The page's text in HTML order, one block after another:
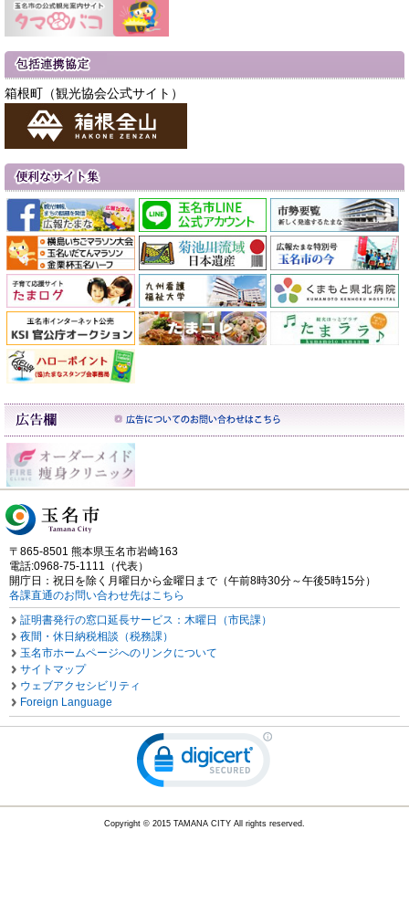
箱根町（観光協会公式サイト）
〒865-8501 熊本県玉名市岩崎163
電話:0968-75-1111（代表）
開庁日：祝日を除く月曜日から金曜日まで（午前8時30分～午後5時15分）
各課直通のお問い合わせ先はこちら
証明書発行の窓口延長サービス：木曜日（市民課）
夜間・休日納税相談（税務課）
玉名市ホームページへのリンクについて
サイトマップ
ウェブアクセシビリティ
Foreign Language
Copyright © 2015 TAMANA CITY All rights reserved.